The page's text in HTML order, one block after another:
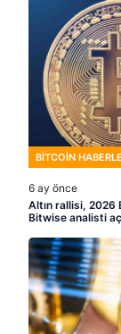
BITCOIN
6 ay önce
Altın rallisi, 2026
Bitwise analisti